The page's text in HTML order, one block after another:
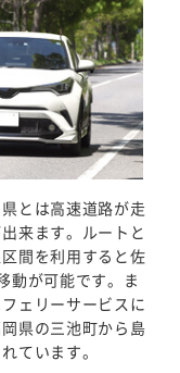
とは高速道路が走
来ます。ルートと
間を利用すると佐
動が可能です。ま
ェリーサービスに
県の三池町から島
ています。